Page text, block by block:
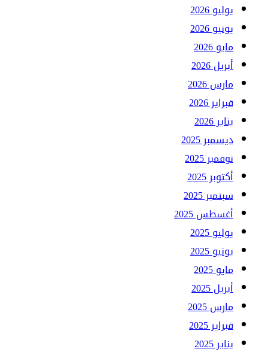
يوليو 2026
يونيو 2026
مايو 2026
أبريل 2026
مارس 2026
فبراير 2026
يناير 2026
ديسمبر 2025
نوفمبر 2025
أكتوبر 2025
سبتمبر 2025
أغسطس 2025
يوليو 2025
يونيو 2025
مايو 2025
أبريل 2025
مارس 2025
فبراير 2025
يناير 2025